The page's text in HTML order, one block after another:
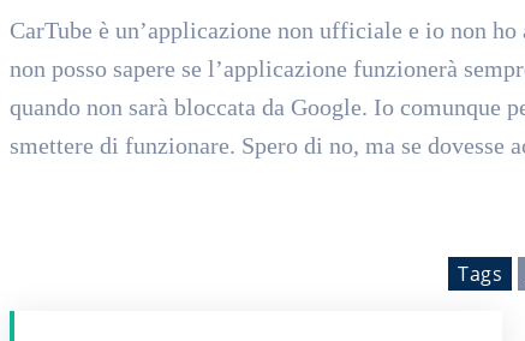
CarTube è un’applicazione non ufficiale e io non
non posso sapere se l’applicazione funzionerà
quando non sarà bloccata da Google. Io comunque
smettere di funzionare. Spero di no, ma se dovesse
Tags